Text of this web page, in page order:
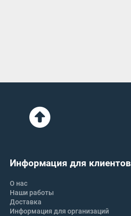
Информация для клиентов
О нас
Наши работы
Доставка
Информация для организаций